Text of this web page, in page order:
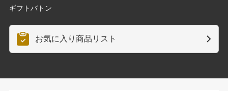
ギフトバトン
お気に入り商品リスト